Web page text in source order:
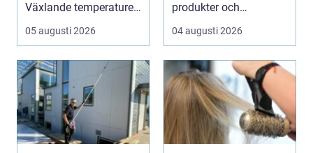
Växlande temperaturer,
vägsalt, grus, snösl...
05 augusti 2026
produkter och
installationer. Den
bygger ...
04 augusti 2026